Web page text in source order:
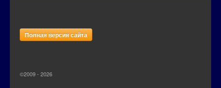
Полная версия сайта
©2009 - 2026